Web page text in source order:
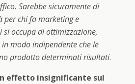
Sarebbe sicuramente di
per chi fa marketing e
occupa di ottimizzazione,
modo indipendente che le
prodotto determinati risultati.
effetto insignificante sul